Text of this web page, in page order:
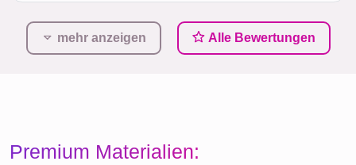
mehr anzeigen Alle Bewertungen
Premium Materialien: